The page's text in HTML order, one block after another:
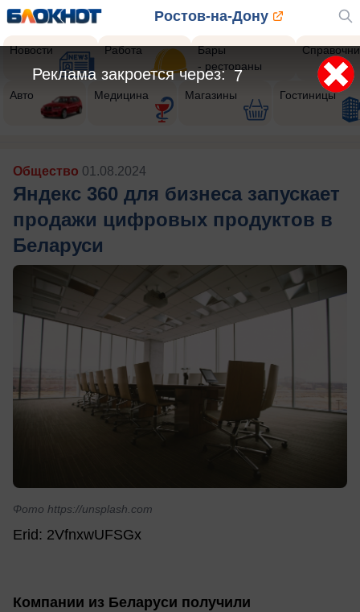
Ростов-на-Дону
Новости Работа
Бары
- рестораны
Авто Медицина Магазины Гостиницы
Общество 01.08.2024
Яндекс 360 для бизнеса запускает
продажи цифровых продуктов в
Беларуси
Фото https://unsplash.com
Erid: 2VfnxwUFSGx
Компании из Беларуси получили
5
Реклама закроется через: